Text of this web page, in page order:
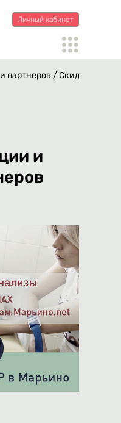
Личный кабинет
партнеров /Скидки в
и